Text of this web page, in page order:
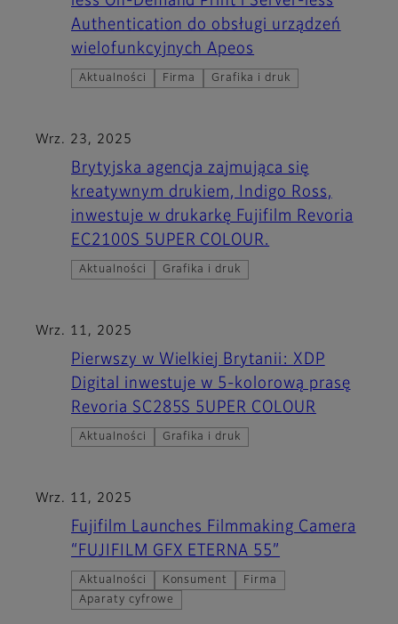
Authentication do obsługi urządzeń
wielofunkcyjnych Apeos
Aktualności Firma Grafika i druk
Wrz. 23, 2025
Brytyjska agencja zajmująca się
kreatywnym drukiem, Indigo Ross,
inwestuje w drukarkę Fujifilm Revoria
EC2100S 5UPER COLOUR.
Aktualności Grafika i druk
Wrz. 11, 2025
Pierwszy w Wielkiej Brytanii: XDP
Digital inwestuje w 5-kolorową prasę
Revoria SC285S 5UPER COLOUR
Aktualności Grafika i druk
Wrz. 11, 2025
Fujifilm Launches Filmmaking Camera
“FUJIFILM GFX ETERNA 55”
Aktualności Konsument
Firma
Aparaty cyfrowe